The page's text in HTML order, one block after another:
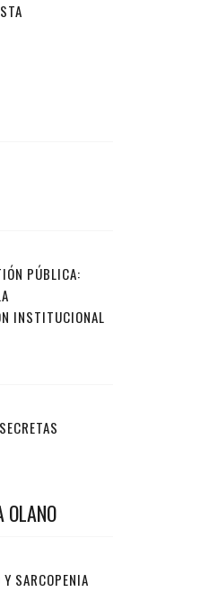
PÚBLICA:
INSTITUCIONAL
OLANO
SARCOPENIA